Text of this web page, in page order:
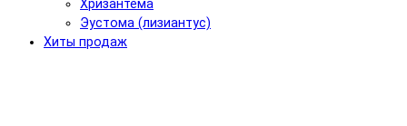
Хризантема
Эустома (лизиантус)
Хиты продаж